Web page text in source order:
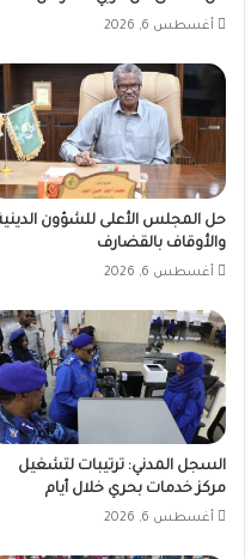
أغسطس 6, 2026
حل المجلس الأعلى للشؤون
والأوقاف بالقضارف
أغسطس 6, 2026
السجل المدني: ترتيبات لتشغيل
مركز خدمات بحري خلال أيام
أغسطس 6, 2026